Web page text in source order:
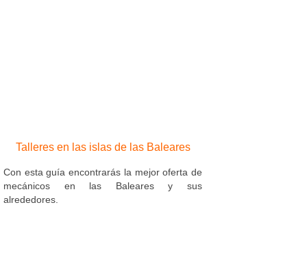
Talleres en las islas de las Baleares
Con esta guía encontrarás la mejor oferta de
mecánicos en las Baleares y sus
alrededores.